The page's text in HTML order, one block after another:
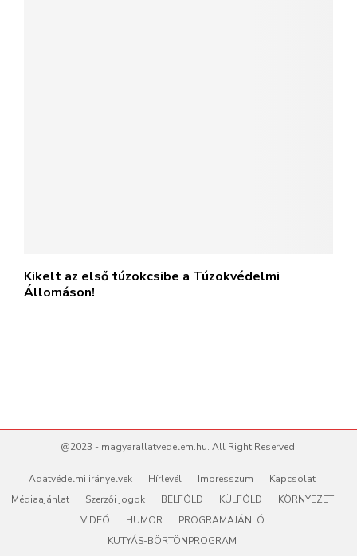
Kikelt az első túzokcsibe a Túzokvédelmi
Állomáson!
@2023 - magyarallatvedelem.hu. All Right Reserved.
Adatvédelmi irányelvek Hírlevél Impresszum
Kapcsolat
Médiaajánlat
Szerzői jogok BELFÖLD KÜLFÖLD
KÖRNYEZET
VIDEÓ
HUMOR
PROGRAMAJÁNLÓ
KUTYÁS-BÖRTÖNPROGRAM